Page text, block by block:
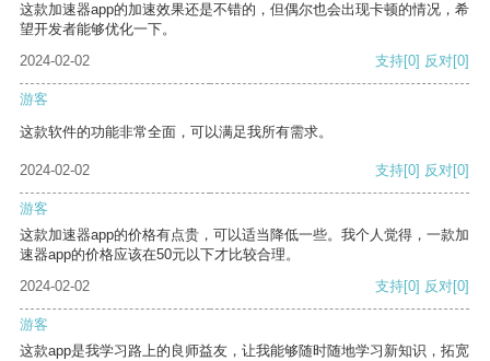
这款加速器app的加速效果还是不错的，但偶尔也会出现卡顿的情况，希
望开发者能够优化一下。
2024-02-02
支持[0] 反对[0]
游客
这款软件的功能非常全面，可以满足我所有需求。
2024-02-02 支持[0] 反对[0]
游客
这款加速器app的价格有点贵，可以适当降低一些。我个人觉得，一款加
速器app的价格应该在50元以下才比较合理。
2024-02-02
支持[0] 反对[0]
游客
这款app是我学习路上的良师益友，让我能够随时随地学习新知识，拓宽